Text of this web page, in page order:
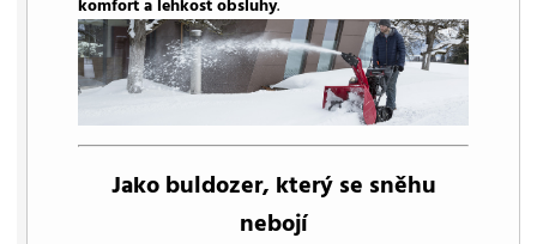
Jako buldozer, který se sněhu
nebojí